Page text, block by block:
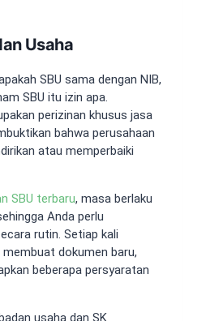
Usaha
SBU sama dengan NIB,
SBU itu izin apa.
perizinan khusus jasa
bahwa perusahaan
atau memperbaiki
SBU terbaru, masa berlaku
Anda perlu
rutin. Setiap kali
dokumen baru,
beberapa persyaratan
usaha dan SK